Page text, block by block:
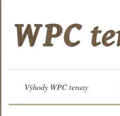
Výhody WPC terasy